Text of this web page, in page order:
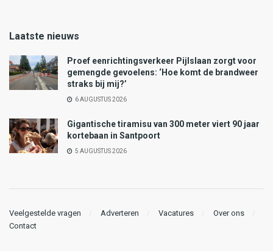
Laatste nieuws
Proef eenrichtingsverkeer Pijlslaan zorgt voor
gemengde gevoelens: ‘Hoe komt de brandweer
straks bij mij?’
6 AUGUSTUS 2026
Gigantische tiramisu van 300 meter viert 90 jaar
kortebaan in Santpoort
5 AUGUSTUS 2026
Veelgestelde vragen Adverteren Vacatures
Over ons
Contact